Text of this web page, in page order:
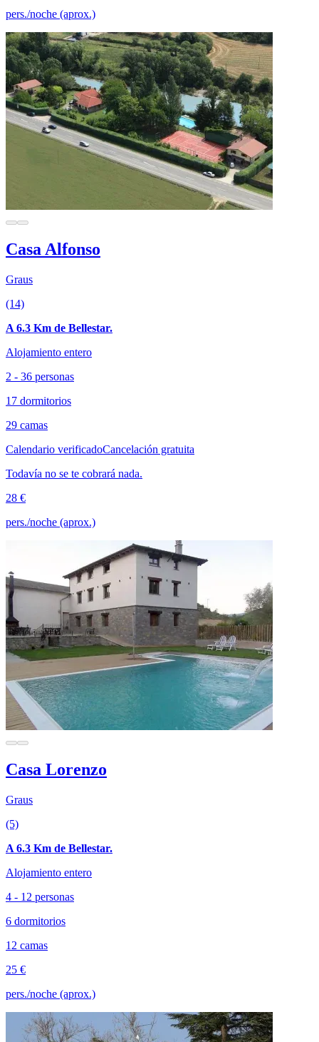
pers./noche (aprox.)
Casa Alfonso
Graus
(14)
A 6.3 Km de Bellestar.
Alojamiento entero
2 - 36 personas
17 dormitorios
29 camas
Calendario verificadoCancelación gratuita
Todavía no se te cobrará nada.
28 €
pers./noche (aprox.)
Casa Lorenzo
Graus
(5)
A 6.3 Km de Bellestar.
Alojamiento entero
4 - 12 personas
6 dormitorios
12 camas
25 €
pers./noche (aprox.)